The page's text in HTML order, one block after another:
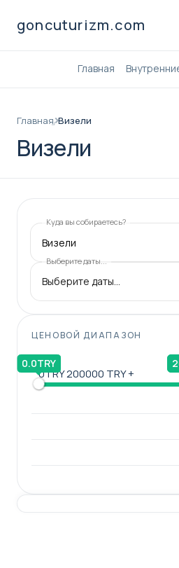
goncuturizm.com
Главная
Главная Визели
Визели
Куда вы собираетесь?
Визели
Выберите даты...
ЦЕНОВОЙ ДИАПАЗОН
0TRY200000 TRY +
0.0TRY